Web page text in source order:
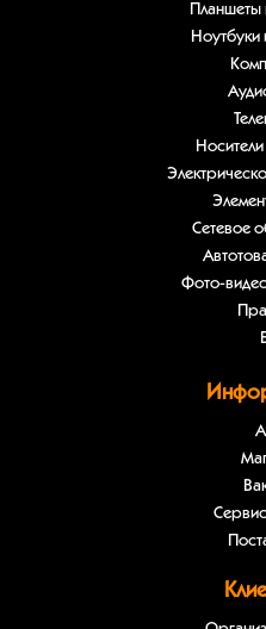
Планшеты
Ноутбуки
Сетевое
Фото-